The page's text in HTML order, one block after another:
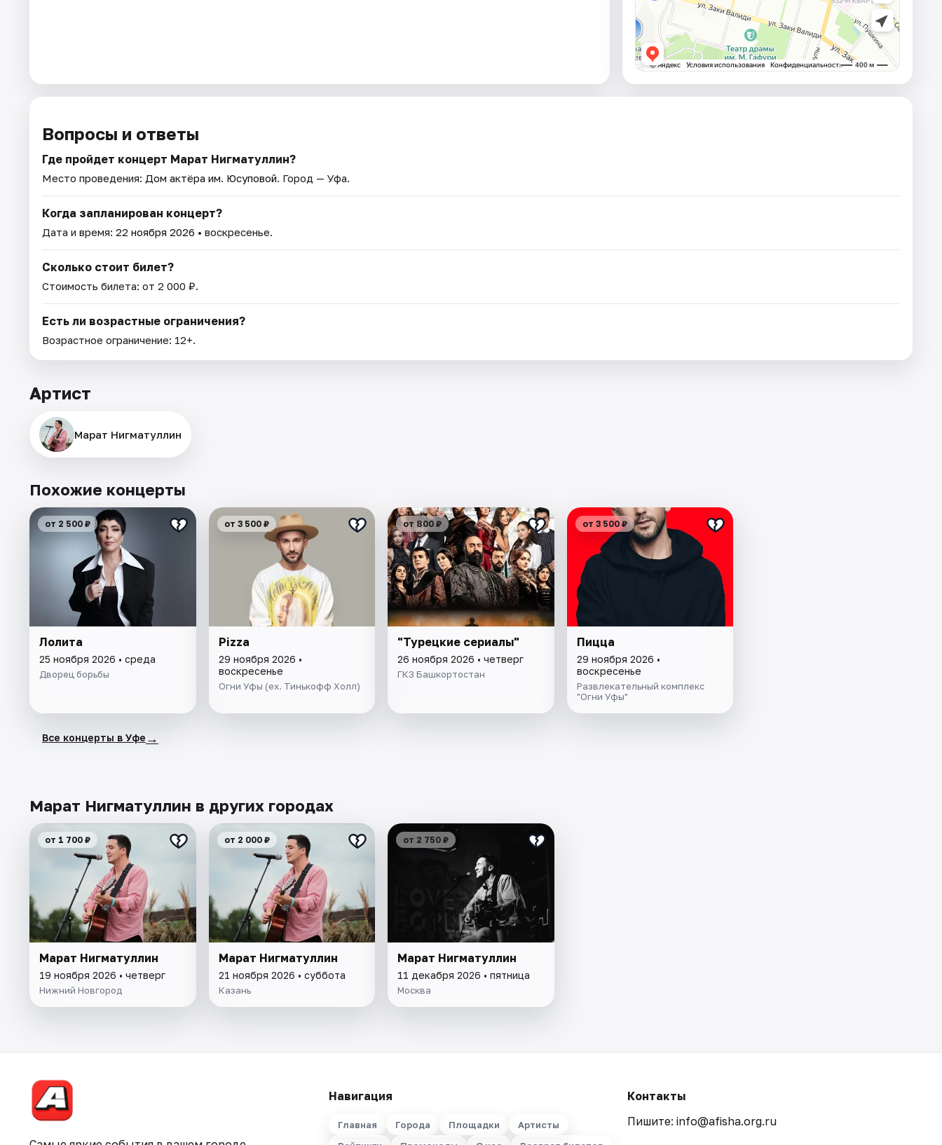
Вопросы и ответы
Где пройдет концерт Марат Нигматуллин?
Место проведения: Дом актёра им. Юсуповой . Город — Уфа.
Когда запланирован концерт?
Дата и время: 22 ноября 2026 • воскресенье.
Сколько стоит билет?
Стоимость билета: от 2 000 ₽.
Есть ли возрастные ограничения?
Возрастное ограничение: 12+.
Артист
Марат Нигматуллин
Похожие концерты
от 2 500 ₽
Лолита
25 ноября 2026 • среда
Дворец борьбы
от 3 500 ₽
Pizza
29 ноября 2026 •
воскресенье
Огни Уфы (ex. Тинькофф Холл)
от 800 ₽
"Турецкие сериалы"
26 ноября 2026 • четверг
ГКЗ Башкортостан
от 3 500 ₽
Пицца
29 ноября 2026 •
воскресенье
Развлекательный комплекс
"Огни Уфы"
Все концерты в Уфе →
Марат Нигматуллин в других городах
от 1 700 ₽
Марат Нигматуллин
19 ноября 2026 • четверг
Нижний Новгород
от 2 000 ₽
Марат Нигматуллин
21 ноября 2026 • суббота
Казань
от 2 750 ₽
Марат Нигматуллин
11 декабря 2026 • пятница
Москва
Навигация
Главная Города Площадки
Артисты
Контакты
Пишите: info@afisha.org.ru